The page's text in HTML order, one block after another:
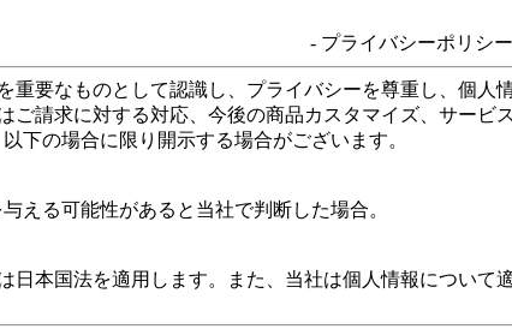
- プライバシーポリシ
重要なものとして認識し、プライバシーを尊重し、個人
ご請求に対する対応、今後の商品カスタマイズ、サー
下の場合に限り開示する場合がございます。
える可能性があると当社で判断した場合。
日本国法を適用します。また、当社は個人情報について